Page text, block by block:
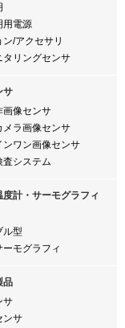
用電源
ン/アクセサリ
タリングセンサ
サ
画像センサ
メラ画像センサ
ンワン画像センサ
査システム
度計・サーモグラフィ
ル型
ーモグラフィ
品
サ
ンサ